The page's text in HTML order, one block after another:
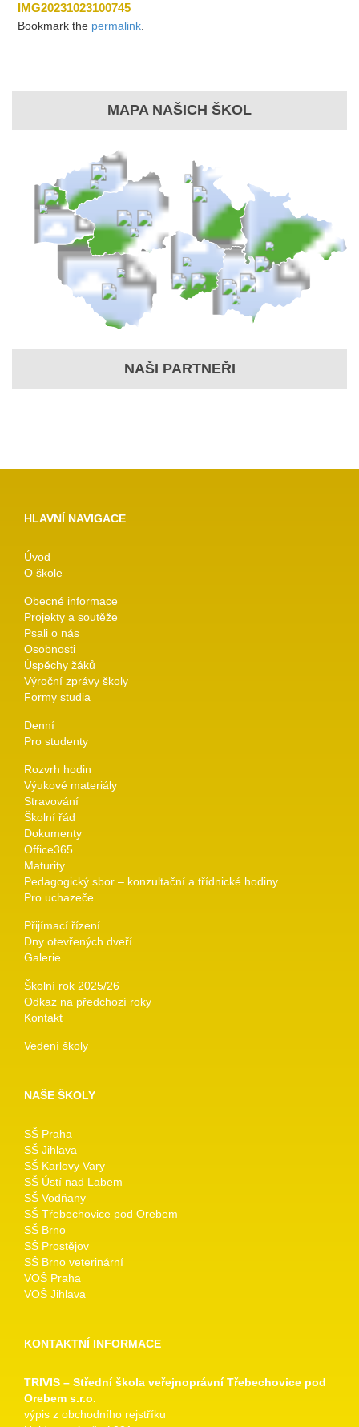
IMG20231023100745
Bookmark the permalink
MAPA NAŠICH ŠKOL
NAŠI PARTNEŘI
HLAVNÍ NAVIGACE
Úvod
O škole
Obecné informace
Projekty a soutěže
Psali o nás
Osobnosti
Úspěchy žáků
Výroční zprávy školy
Formy studia
Denní
Pro studenty
Rozvrh hodin
Výukové materiály
Stravování
Školní řád
Dokumenty
Office365
Maturity
Pedagogický sbor – konzultační a třídnické hodiny
Pro uchazeče
Přijímací řízení
Dny otevřených dveří
Galerie
Školní rok 2025/26
Odkaz na předchozí roky
Kontakt
Vedení školy
NAŠE ŠKOLY
SŠ Praha
SŠ Jihlava
SŠ Karlovy Vary
SŠ Ústí nad Labem
SŠ Vodňany
SŠ Třebechovice pod Orebem
SŠ Brno
SŠ Prostějov
SŠ Brno veterinární
VOŠ Praha
VOŠ Jihlava
KONTAKTNÍ INFORMACE
TRIVIS – Střední škola veřejnoprávní Třebechovice pod
Orebem s.r.o.
výpis z obchodního rejstříku